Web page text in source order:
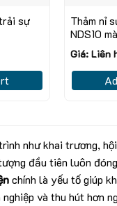
sự
Thảm nỉ
NDS10
Giá: Liên
như khai trương,
đầu tiên luôn
chính là yếu tố giúp
và thu hút hơn